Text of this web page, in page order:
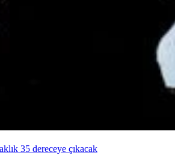
35 dereceye çıkacak